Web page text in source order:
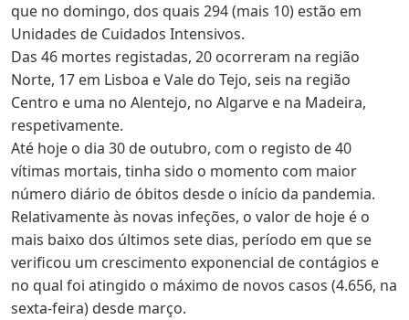
que no domingo, dos quais 294 (mais 10) estão em
Unidades de Cuidados Intensivos.
Das 46 mortes registadas, 20 ocorreram na região
Norte, 17 em Lisboa e Vale do Tejo, seis na região
Centro e uma no Alentejo, no Algarve e na Madeira,
respetivamente.
Até hoje o dia 30 de outubro, com o registo de 40
vítimas mortais, tinha sido o momento com maior
número diário de óbitos desde o início da pandemia.
Relativamente às novas infeções, o valor de hoje é o
mais baixo dos últimos sete dias, período em que se
verificou um crescimento exponencial de contágios e
no qual foi atingido o máximo de novos casos (4.656, na
sexta-feira) desde março.